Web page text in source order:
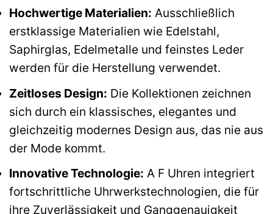
Hochwertige Materialien: Ausschließlich
erstklassige Materialien wie Edelstahl,
Saphirglas, Edelmetalle und feinstes Leder
werden für die Herstellung verwendet.
Zeitloses Design: Die Kollektionen zeichnen
sich durch ein klassisches, elegantes und
gleichzeitig modernes Design aus, das nie aus
der Mode kommt.
Innovative Technologie: A F Uhren integriert
fortschrittliche Uhrwerkstechnologien, die für
ihre Zuverlässigkeit und Ganggenauigkeit